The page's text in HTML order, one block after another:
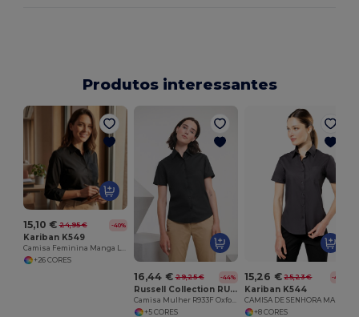
Produtos interessantes
15,10 € 24,95 € -40%
Kariban K549
Camisa Feminina Manga Longa Popeline Confortável
+26 CORES
16,44 € 29,25 € -44%
Russell Collection RU933F
Camisa Mulher R933F Oxford Clássica
+5 CORES
15,26 € 25,23 € -40%
Kariban K544
+8 CORES